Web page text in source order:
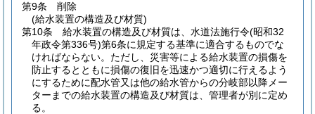
第9条
削除
(給水装置の構造及び材質)
第10条
給水装置の構造及び材質は、水道法施行令(昭和32
年政令第336号)第6条に規定する基準に適合するものでな
ければならない。 ただし、災害等による給水装置の損傷を
防止するとともに損傷の復旧を迅速かつ適切に行えるよう
にするために配水管又は他の給水管からの分岐部以降メー
ターまでの給水装置の構造及び材質は、管理者が別に定め
る。